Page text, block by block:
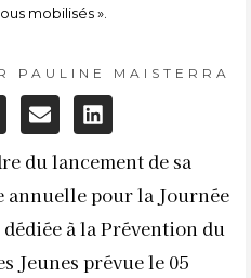
mobilisés ».
PAULINE MAISTERRA
du lancement de sa
annuelle pour la Journée
à la Prévention du
Jeunes prévue le 05